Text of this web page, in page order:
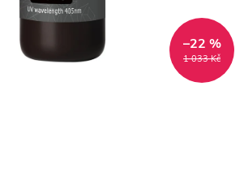
1 033 Kč
–22 %